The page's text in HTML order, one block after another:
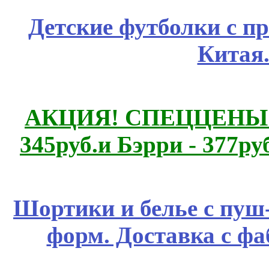
Детские футболки с
АКЦИЯ! СПЕЦЦЕНЫ
345руб.и Бэрри -
Шортики и белье с
форм. Доставка с